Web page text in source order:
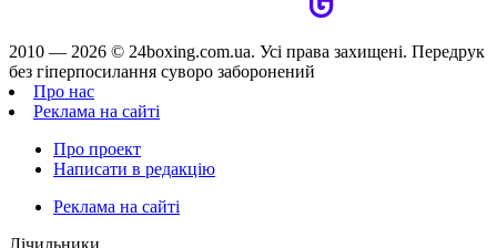
2010 — 2026 © 24boxing.com.ua. Усi права захищенi. Передрук
без гіперпосилання суворо заборонений
Про нас
Реклама на сайті
Про проект
Написати в редакцію
Реклама на сайті
Лічильники